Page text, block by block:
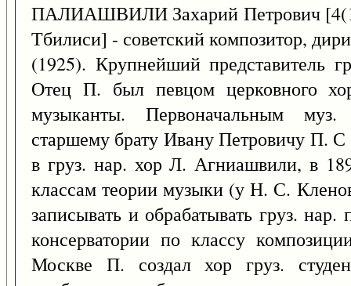
ПАЛИАШВИЛИ Захарий Петрович
Тбилиси] - советский композитор,
(1925). Крупнейший представитель
Отец П. был певцом церковного
музыканты. Первоначальным муз.
старшему брату Ивану Петровичу П.
в груз. нар. хор Л. Агниашвили, в
классам теории музыки (у Н. С.
записывать и обрабатывать груз.
консерватории по классу
Москве П. создал хор груз.